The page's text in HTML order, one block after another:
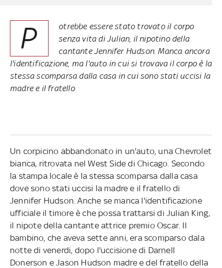
P
otrebbe essere stato trovato il corpo
senza vita di Julian, il nipotino della
cantante Jennifer Hudson. Manca ancora
l'identificazione, ma l'auto in cui si trovava il corpo è la
stessa scomparsa dalla casa in cui sono stati uccisi la
madre e il fratello
Un corpicino abbandonato in un'auto, una Chevrolet
bianca, ritrovata nel West Side di Chicago. Secondo
la stampa locale è la stessa scomparsa dalla casa
dove sono stati uccisi la madre e il fratello di
Jennifer Hudson. Anche se manca l'identificazione
ufficiale il timore è che possa trattarsi di Julian King,
il nipote della cantante attrice premio Oscar. Il
bambino, che aveva sette anni, era scomparso dala
notte di venerdi, dopo l'uccisione di Darnell
Donerson e Jason Hudson madre e del fratello della